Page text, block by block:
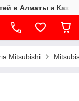
в Алматы и
Mitsubishi